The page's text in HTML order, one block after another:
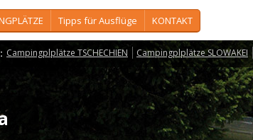
Tipps für Ausflüge KONTAKT
Campingplplätze TSCHECHIEN Campingplplätze SLOWAKEI